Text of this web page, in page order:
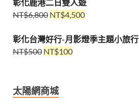
彰化鹿港二日雙人遊
NT$6,800 NT$4,500
彰化台灣好行-月影燈季主題小旅行
NT$500 NT$100
太陽網商城